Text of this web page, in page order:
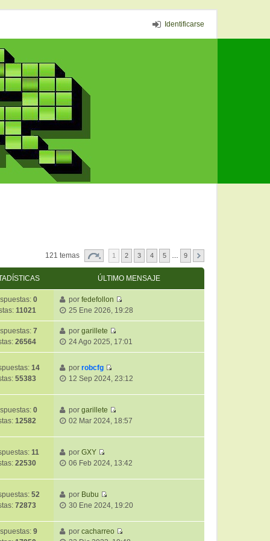
Identificarse
121 temas 1 2 3 4 5 9
ÚLTIMO MENSAJE
0
11021
porfedefollon
V
ú
l
m
o
e
s
j
25 Ene 2026, 19:28
7
26564
porgarillete
V
l
t
o
m
n
a
e
24 Ago 2025, 17:01
14
55383
porrobcfg
V
r
ú
o
s
j
e
12 Sep 2024, 23:12
0
12582
porgarillete
V
r
l
o
e
n
02 Mar 2024, 18:57
11
22530
porGXY
V
r
ú
l
m
06 Feb 2024, 13:42
52
72873
por Bubu
V
r
ú
30 Ene 2024, 19:20
9
porcacharreo
V